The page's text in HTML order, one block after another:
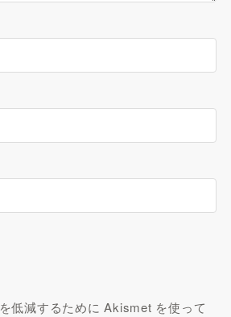
低減するために Akismet を使って